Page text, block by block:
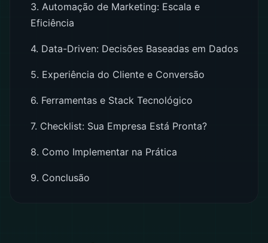
3. Automação de Marketing: Escala e
Eficiência
4. Data-Driven: Decisões Baseadas em Dados
5. Experiência do Cliente e Conversão
6. Ferramentas e Stack Tecnológico
7. Checklist: Sua Empresa Está Pronta?
8. Como Implementar na Prática
9. Conclusão